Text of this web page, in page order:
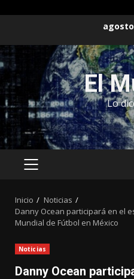
contenido
agosto
El
Lo
MENÚ
Inicio
Noticias
Danny Ocean participará en el
Mundial de Fútbol en México
Noticias
Danny Ocean